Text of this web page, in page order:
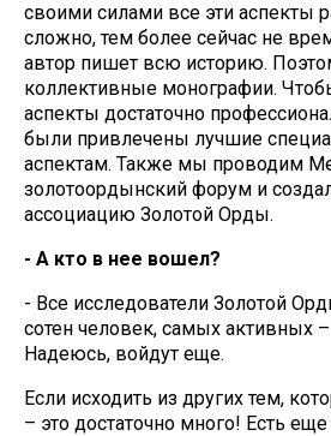
своими силами все эти аспекты
сложно, тем более сейчас не
автор пишет всю историю.
коллективные монографии.
аспекты достаточно
были привлечены лучшие
аспектам. Также мы проводим
золотоордынский форум и
ассоциацию Золотой Орды.
- А кто в нее вошел?
- Все исследователи Золотой
сотен человек, самых активных
Надеюсь, войдут еще.
Если исходить из других тем,
– это достаточно много! Есть